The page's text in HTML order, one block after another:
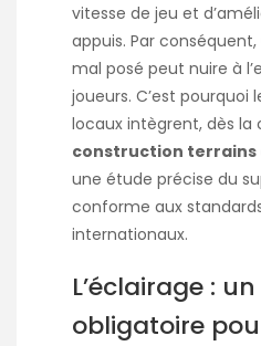
vitesse de jeu et
appuis. Par
mal posé peut nuire à
joueurs. C’est pourquoi
locaux intègrent, dès la
construction terrains
une étude précise du
conforme aux
internationaux.
L’éclairage :
obligatoire